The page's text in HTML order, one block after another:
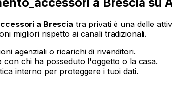
a Brescia tra privati è una delle
migliori rispetto ai canali tradizionali.
agenziali o ricarichi di rivenditori.
con chi ha posseduto l'oggetto o la casa.
interno per proteggere i tuoi dati.